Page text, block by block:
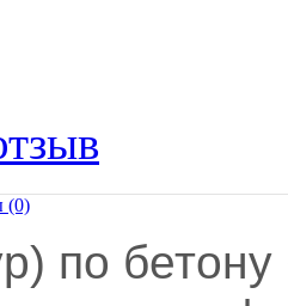
(0)
по